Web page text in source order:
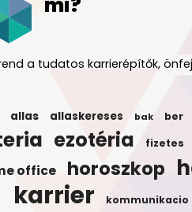
a tudatos karrierépítők,
allas allaskereses bak ber
ezotéria fizetes
office horoszkop
karrier kommunikacio